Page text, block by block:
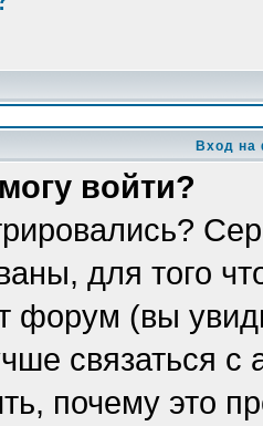
Вход на
войти?
для того
форум (вы
связаться
почему это